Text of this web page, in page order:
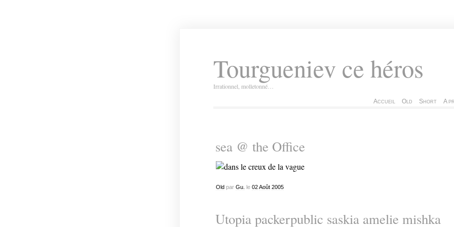
Tourgueniev ce héros
Irrationnel, molletonné…
Accueil Old Short A
sea @ the Office
Oldpar Gu. le 02 Août 2005
Utopia packerpublic saskia amelie mishka